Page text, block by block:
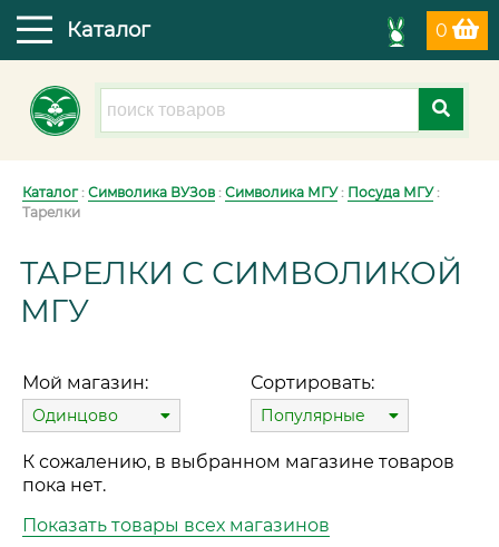
0
Каталог
Каталог: Символика ВУЗов : Символика МГУ: Посуда МГУ:
Тарелки
ТАРЕЛКИ С СИМВОЛИКОЙ
МГУ
Мой магазин:
Одинцово
Сортировать:
Популярные
К сожалению, в выбранном магазине товаров
пока нет.
Показать товары всех магазинов